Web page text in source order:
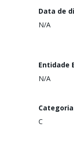
Data de
N/A
Entidade
N/A
C